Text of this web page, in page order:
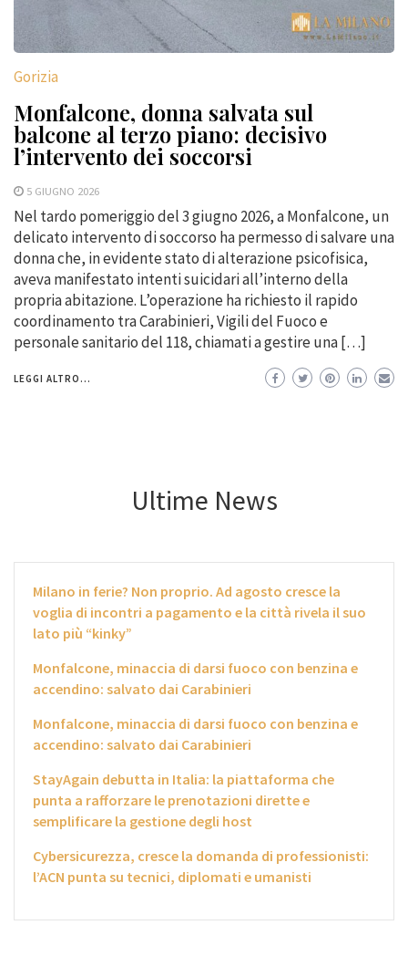
Gorizia
Monfalcone, donna salvata sul
balcone al terzo piano: decisivo
l’intervento dei soccorsi
5 GIUGNO 2026
Nel tardo pomeriggio del 3 giugno 2026, a Monfalcone, un
delicato intervento di soccorso ha permesso di salvare una
donna che, in evidente stato di alterazione psicofisica,
aveva manifestato intenti suicidari all’interno della
propria abitazione. L’operazione ha richiesto il rapido
coordinamento tra Carabinieri, Vigili del Fuoco e
personale sanitario del 118, chiamati a gestire una […]
LEGGI ALTRO...
Ultime News
Milano in ferie? Non proprio. Ad agosto cresce la
voglia di incontri a pagamento e la città rivela il suo
lato più “kinky”
Monfalcone, minaccia di darsi fuoco con benzina e
accendino: salvato dai Carabinieri
Monfalcone, minaccia di darsi fuoco con benzina e
accendino: salvato dai Carabinieri
StayAgain debutta in Italia: la piattaforma che
punta a rafforzare le prenotazioni dirette e
semplificare la gestione degli host
Cybersicurezza, cresce la domanda di professionisti:
l’ACN punta su tecnici, diplomati e umanisti